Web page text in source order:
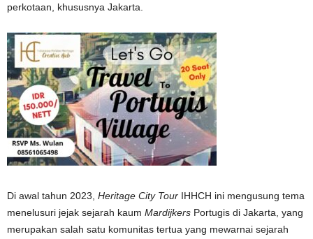
perkotaan, khususnya Jakarta.
Di awal tahun 2023, Heritage City Tour IHHCH ini mengusung tema
menelusuri jejak sejarah kaum Mardijkers Portugis di Jakarta, yang
merupakan salah satu komunitas tertua yang mewarnai sejarah